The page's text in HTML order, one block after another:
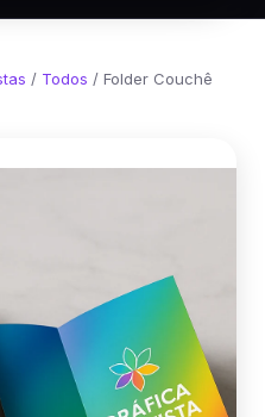
/ Todos / Folder Couchê